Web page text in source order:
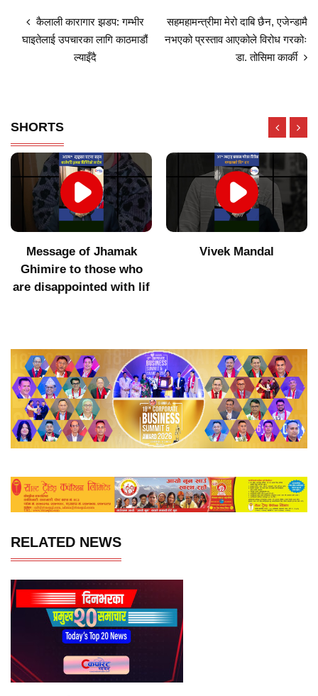
कैलाली कारागार झडप: गम्भीर
घाइतेलाई उपचारका लागि काठमाडौं
ल्याइँदै
सहमहामन्त्रीमा मेरो दाबि छैन, एजेन्डामै
नभएको प्रस्ताव आएकोले विरोध गरकोः
डा. तोसिमा कार्की
SHORTS
Vivek Mandal
Indigenous products did
RELATED NEWS